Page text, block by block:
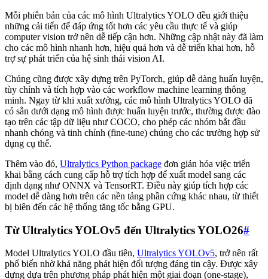
Mỗi phiên bản của các mô hình Ultralytics YOLO đều giới thiệu
những cải tiến để đáp ứng tốt hơn các yêu cầu thực tế và giúp
computer vision trở nên dễ tiếp cận hơn. Những cập nhật này đã làm
cho các mô hình nhanh hơn, hiệu quả hơn và dễ triển khai hơn, hỗ
trợ sự phát triển của hệ sinh thái vision AI.
Chúng cũng được xây dựng trên PyTorch, giúp dễ dàng huấn luyện,
tùy chỉnh và tích hợp vào các workflow machine learning thông
minh. Ngay từ khi xuất xưởng, các mô hình Ultralytics YOLO đã
có sẵn dưới dạng mô hình được huấn luyện trước, thường được đào
tạo trên các tập dữ liệu như COCO, cho phép các nhóm bắt đầu
nhanh chóng và tinh chỉnh (fine-tune) chúng cho các trường hợp sử
dụng cụ thể.
Thêm vào đó, Ultralytics Python package đơn giản hóa việc triển
khai bằng cách cung cấp hỗ trợ tích hợp để xuất model sang các
định dạng như ONNX và TensorRT. Điều này giúp tích hợp các
model dễ dàng hơn trên các nền tảng phần cứng khác nhau, từ thiết
bị biên đến các hệ thống tăng tốc bằng GPU.
Từ Ultralytics YOLOv5 đến Ultralytics YOLO26#
Model Ultralytics YOLO đầu tiên, Ultralytics YOLOv5, trở nên rất
phổ biến nhờ khả năng phát hiện đối tượng đáng tin cậy. Được xây
dựng dựa trên phương pháp phát hiện một giai đoạn (one-stage),